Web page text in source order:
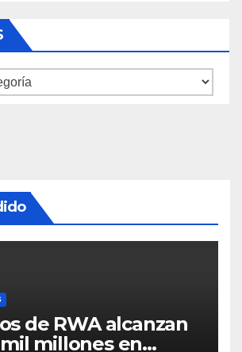
de RWA alcanzan
millones en